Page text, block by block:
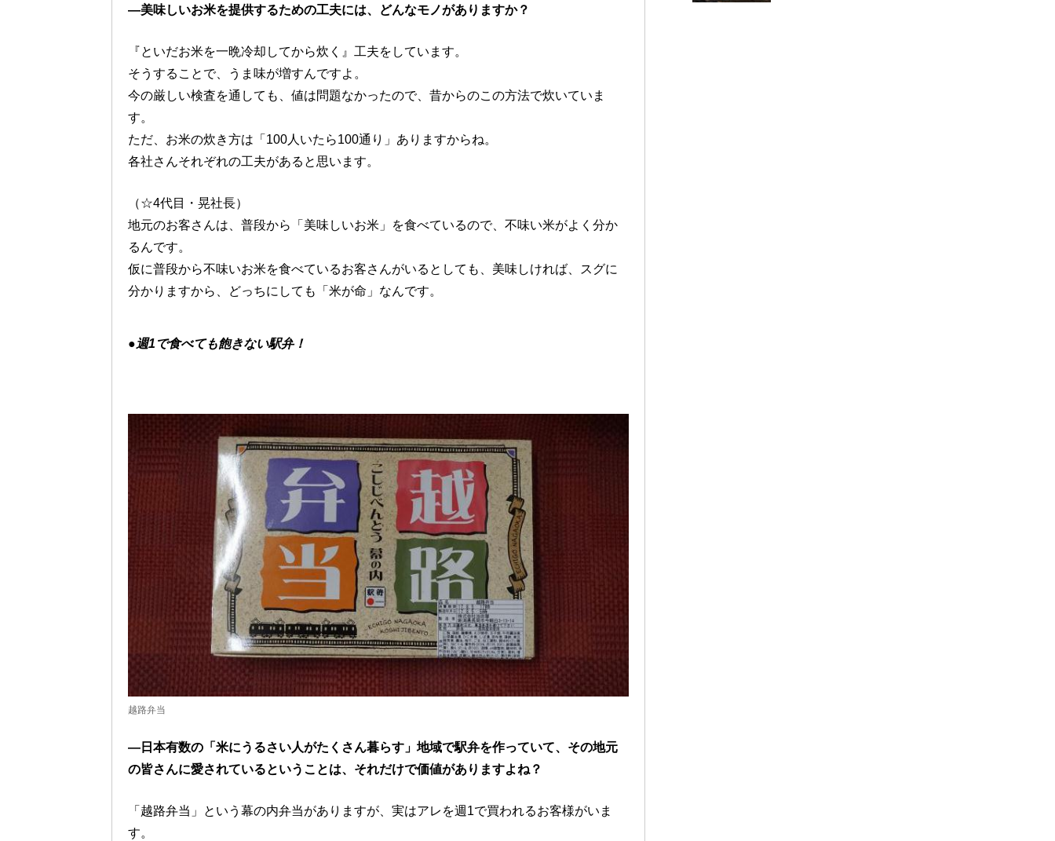
―美味しいお米を提供するための工夫には、どんなモノがありますか？
『といだお米を一晩冷却してから炊く』工夫をしています。
そうすることで、うま味が増すんですよ。
今の厳しい検査を通しても、値は問題なかったので、昔からのこの方法で炊いていま
す。
ただ、お米の炊き方は「100人いたら100通り」ありますからね。
各社さんそれぞれの工夫があると思います。
（☆4代目・晃社長）
地元のお客さんは、普段から「美味しいお米」を食べているので、不味い米がよく分か
るんです。
仮に普段から不味いお米を食べているお客さんがいるとしても、美味しければ、スグに
分かりますから、どっちにしても「米が命」なんです。
●週1で食べても飽きない駅弁！
越路弁当
―日本有数の「米にうるさい人がたくさん暮らす」地域で駅弁を作っていて、その地元
の皆さんに愛されているということは、それだけで価値がありますよね？
「越路弁当」という幕の内弁当がありますが、実はアレを週1で買われるお客様がいま
す。